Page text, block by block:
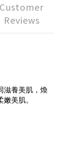
Customer
Reviews
滋養美肌，煥
美肌。